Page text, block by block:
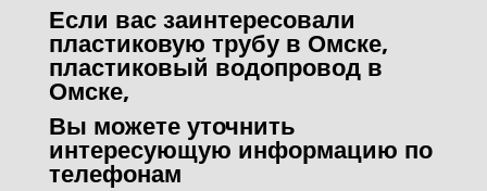
Если вас заинтересовали
пластиковую трубу в Омске,
пластиковый водопровод в
Омске,
Вы можете уточнить
интересующую информацию по
телефонам